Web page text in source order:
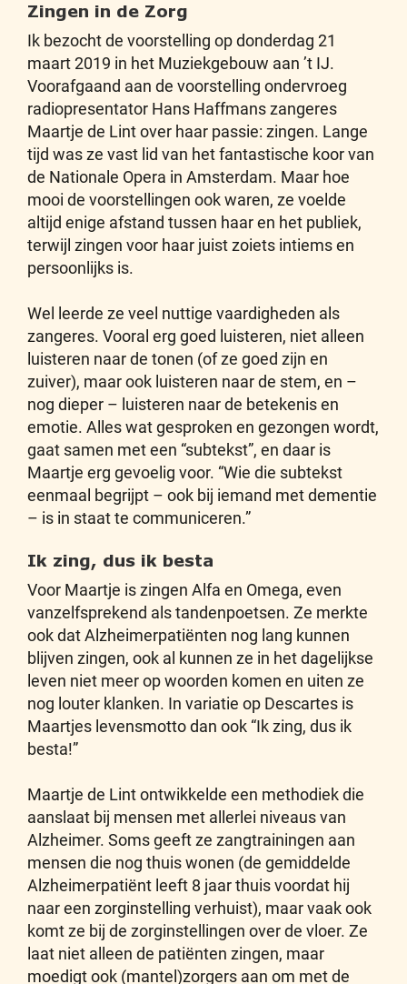
Zingen in de Zorg
Ik bezocht de voorstelling op donderdag 21
maart 2019 in het Muziekgebouw aan ’t IJ.
Voorafgaand aan de voorstelling ondervroeg
radiopresentator Hans Haffmans zangeres
Maartje de Lint over haar passie: zingen. Lange
tijd was ze vast lid van het fantastische koor van
de Nationale Opera in Amsterdam. Maar hoe
mooi de voorstellingen ook waren, ze voelde
altijd enige afstand tussen haar en het publiek,
terwijl zingen voor haar juist zoiets intiems en
persoonlijks is.
Wel leerde ze veel nuttige vaardigheden als
zangeres. Vooral erg goed luisteren, niet alleen
luisteren naar de tonen (of ze goed zijn en
zuiver), maar ook luisteren naar de stem, en –
nog dieper – luisteren naar de betekenis en
emotie. Alles wat gesproken en gezongen wordt,
gaat samen met een “subtekst”, en daar is
Maartje erg gevoelig voor. “Wie die subtekst
eenmaal begrijpt – ook bij iemand met dementie
– is in staat te communiceren.”
Ik zing, dus ik besta
Voor Maartje is zingen Alfa en Omega, even
vanzelfsprekend als tandenpoetsen. Ze merkte
ook dat Alzheimerpatiënten nog lang kunnen
blijven zingen, ook al kunnen ze in het dagelijkse
leven niet meer op woorden komen en uiten ze
nog louter klanken. In variatie op Descartes is
Maartjes levensmotto dan ook “Ik zing, dus ik
besta!”
Maartje de Lint ontwikkelde een methodiek die
aanslaat bij mensen met allerlei niveaus van
Alzheimer. Soms geeft ze zangtrainingen aan
mensen die nog thuis wonen (de gemiddelde
Alzheimerpatiënt leeft 8 jaar thuis voordat hij
naar een zorginstelling verhuist), maar vaak ook
komt ze bij de zorginstellingen over de vloer. Ze
laat niet alleen de patiënten zingen, maar
moedigt ook (mantel)zorgers aan om met de